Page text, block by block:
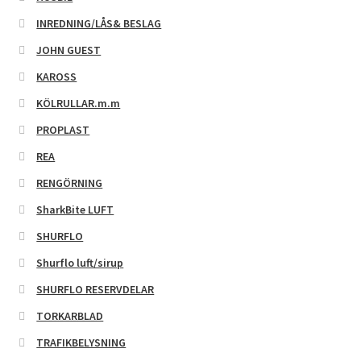
INREDNING/LÅS& BESLAG
JOHN GUEST
KAROSS
KÖLRULLAR.m.m
PROPLAST
REA
RENGÖRNING
SharkBite LUFT
SHURFLO
Shurflo luft/sirup
SHURFLO RESERVDELAR
TORKARBLAD
TRAFIKBELYSNING